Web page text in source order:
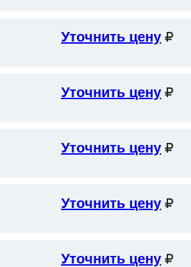
Уточнить цену
Уточнить цену
Уточнить цену
Уточнить цену
Уточнить цену